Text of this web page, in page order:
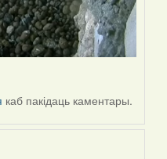
каб пакідаць каментары.